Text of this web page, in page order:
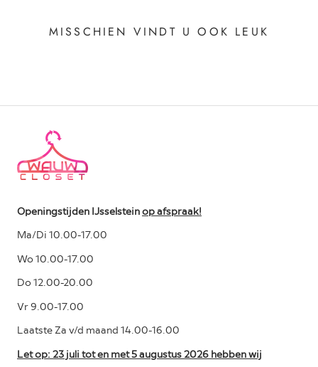
MISSCHIEN VINDT U OOK LEUK
Openingstijden IJsselsteinop afspraak!
Ma/Di 10.00-17.00
Wo 10.00-17.00
Do 12.00-20.00
Vr 9.00-17.00
Laatste Za v/d maand 14.00-16.00
Let op: 23 juli tot en met 5 augustus 2026 hebben wij